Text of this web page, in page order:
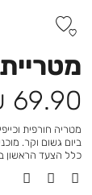
מחיר
מוצר
69.90 ₪
מטריה חורפית
ביום גשום וקר.
כלל הצעד הראשון